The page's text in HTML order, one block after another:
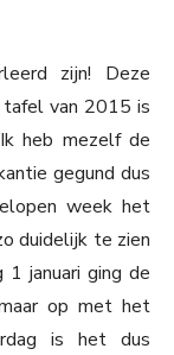
zijn! Deze
van 2015 is
heb mezelf de
gegund dus
week het
duidelijk te zien
januari ging de
op met het
is het dus